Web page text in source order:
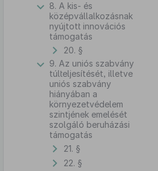
8. A kis- és
középvállalkozásnak
nyújtott innovációs
támogatás
20. §
9. Az uniós szabvány
túlteljesítését, illetve
uniós szabvány
hiányában a
környezetvédelem
szintjének emelését
szolgáló beruházási
támogatás
21. §
22. §